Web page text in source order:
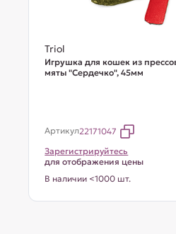
Triol
Игрушка для кошек из
мяты "Сердечко", 45мм
Артикул22171047
Зарегистрируйтесь
для отображения цены
В наличии <1000 шт.